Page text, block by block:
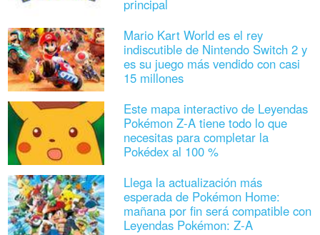
principal
Mario Kart World es el rey
indiscutible de Nintendo Switch 2 y
es su juego más vendido con casi
15 millones
Este mapa interactivo de Leyendas
Pokémon Z-A tiene todo lo que
necesitas para completar la
Pokédex al 100 %
Llega la actualización más
esperada de Pokémon Home:
mañana por fin será compatible con
Leyendas Pokémon: Z-A